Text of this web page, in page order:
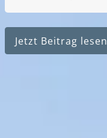
Jetzt Beitrag lesen